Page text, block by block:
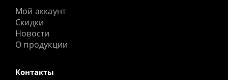
Мой аккаунт
Скидки
Новости
О продукции
Контакты